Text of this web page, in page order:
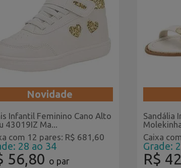
Novidade
Infantil Feminino Cano Alto
43019IZ Ma...
com 12 pares: R$ 681,60
28 ao 34
56,80 o par
Sandália
Caixa
Grade:
R$